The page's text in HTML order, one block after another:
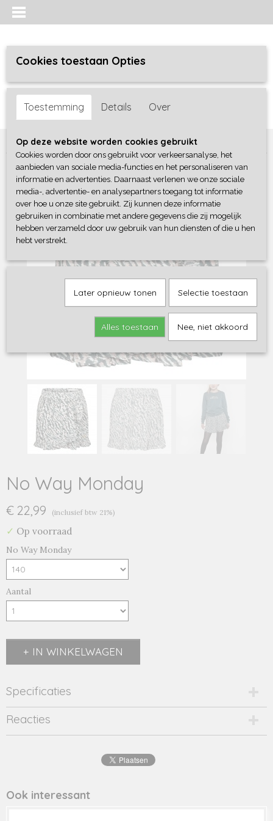
Inloggen Registreren
Home >Meisjes>jurken / rokken/ jumpsuit>No Way Monday
No Way Monday
€ 22,99 (inclusief btw 21%)
✓ Op voorraad
No Way Monday
Aantal
IN WINKELWAGEN
Specificaties
Productcode
2483-14170
Productcode leverancier
Reacties
Ook interessant
Cookies toestaan Opties
Toestemming Details Over
Op deze website worden cookies gebruikt
Cookies worden door ons gebruikt voor verkeersanalyse, het
aanbieden van sociale media-functies en het personaliseren van
informatie en advertenties. Daarnaast verlenen we onze sociale
media-, advertentie- en analysepartners toegang tot informatie
over hoe u onze site gebruikt. Zij kunnen deze informatie
gebruiken in combinatie met andere gegevens die zij mogelijk
hebben verzameld door uw gebruik van hun diensten of die u hen
hebt verstrekt.
Later opnieuw tonen Selectie toestaan
Alles toestaan Nee, niet akkoord